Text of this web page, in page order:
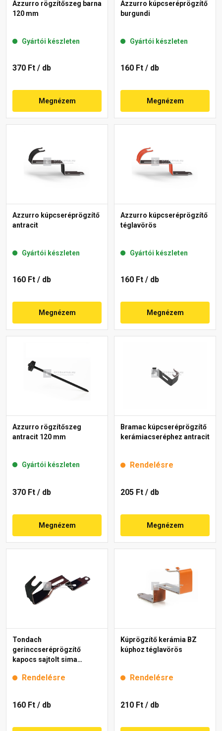
Azzurro rögzítőszeg barna
120 mm
Gyártói készleten
370 Ft / db
Megnézem
Azzurro kúpcseréprögzítő
burgundi
Gyártói készleten
160 Ft / db
Megnézem
Azzurro kúpcseréprögzítő
antracit
Gyártói készleten
160 Ft / db
Megnézem
Azzurro kúpcseréprögzítő
téglavörös
Gyártói készleten
160 Ft / db
Megnézem
Azzurro rögzítőszeg
antracit 120 mm
Gyártói készleten
370 Ft / db
Megnézem
Bramac kúpcseréprögzítő
kerámiacseréphez antracit
Rendelésre
205 Ft / db
Megnézem
Tondach
gerinccseréprögzítő
kapocs sajtolt sima
Rendelésre
160 Ft / db
Kúprögzítő kerámia BZ
kúphoz téglavörös
Rendelésre
210 Ft / db